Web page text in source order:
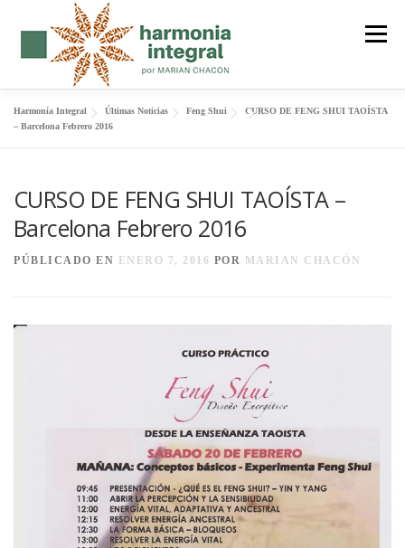
Menú
FENG SHUI SER CUERPO FORMACIÓN
MANTRAS SOBRE MI BLOG CONTACTO
Harmonía Integral Últimas Noticias Feng Shui
CURSO DE FENG SHUI TAOÍSTA
– Barcelona Febrero 2016
CURSO DE FENG SHUI TAOÍSTA –
Barcelona Febrero 2016
PÚBLICADO EN ENERO 7, 2016 POR MARIAN CHACÓN